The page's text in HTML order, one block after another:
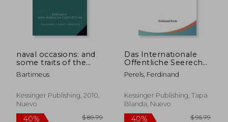
45%
dcto.
$ 98.21 40%
dcto.
naval occasions: and
some traits of the
sailor man (1915) (en
Inglés)
Bartimeus
Kessinger Publishing, 2010,
Nuevo
Das Internationale
Offentliche Seerecht
Der Gegenwart (1903)
(en Alemán)
Perels, Ferdinand
Kessinger Publishing, Tapa
Blanda, Nuevo